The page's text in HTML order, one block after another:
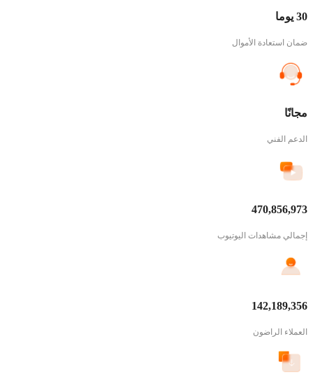
30 يوما
ضمان استعادة الأموال
مجانًا
الدعم الفني
470,856,973
إجمالي مشاهدات اليوتيوب
142,189,356
العملاء الراضون